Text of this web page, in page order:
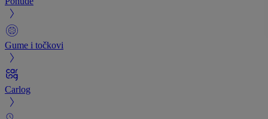
Gume i točkovi
Carlog